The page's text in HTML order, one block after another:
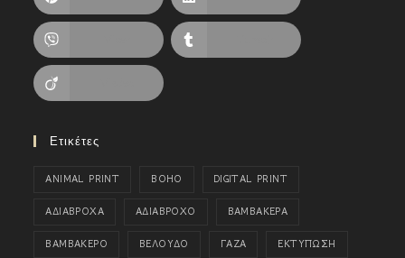
Ετικέτες
ANIMAL PRINT BOHO DIGITAL PRINT
ΑΔΙΑΒΡΟΧΑ ΑΔΙΑΒΡΟΧΟ ΒΑΜΒΑΚΕΡΑ
ΒΑΜΒΑΚΕΡΟ ΒΕΛΟΥΔΟ ΓΑΖΑ ΕΚΤΥΠΩΣΗ